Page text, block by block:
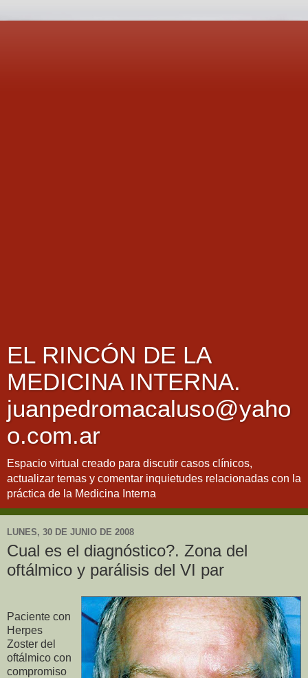
EL RINCÓN DE LA
MEDICINA INTERNA.
juanpedromacaluso@yaho
o.com.ar
Espacio virtual creado para discutir casos clínicos,
actualizar temas y comentar inquietudes relacionadas con la
práctica de la Medicina Interna
LUNES, 30 DE JUNIO DE 2008
Cual es el diagnóstico?. Zona del
oftálmico y parálisis del VI par
Paciente con
Herpes
Zoster del
oftálmico con
compromiso